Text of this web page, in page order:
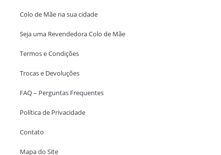
Colo de Mãe na sua cidade
Seja uma Revendedora Colo de Mãe
Termos e Condições
Trocas e Devoluções
FAQ – Perguntas Frequentes
Política de Privacidade
Contato
Mapa do Site